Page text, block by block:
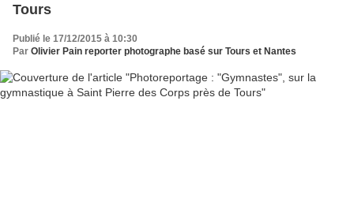
Tours
Publié le 17/12/2015 à 10:30
Par Olivier Pain reporter photographe basé sur Tours et Nantes